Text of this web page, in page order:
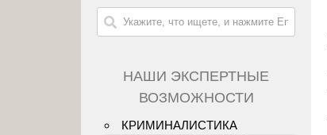
НАШИ ЭКСПЕРТНЫЕ
ВОЗМОЖНОСТИ
КРИМИНАЛИСТИКА